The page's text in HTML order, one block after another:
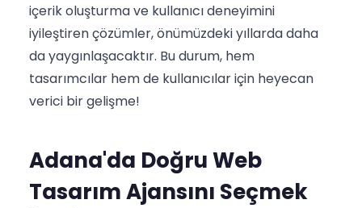
içerik oluşturma ve kullanıcı deneyimini
iyileştiren çözümler, önümüzdeki yıllarda daha
da yaygınlaşacaktır. Bu durum, hem
tasarımcılar hem de kullanıcılar için heyecan
verici bir gelişme!
Adana'da Doğru Web
Tasarım Ajansını Seçmek